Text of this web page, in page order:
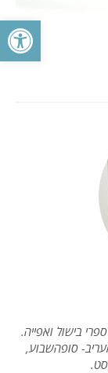
פתח
בישול ואפייה.
סופהשבוע,